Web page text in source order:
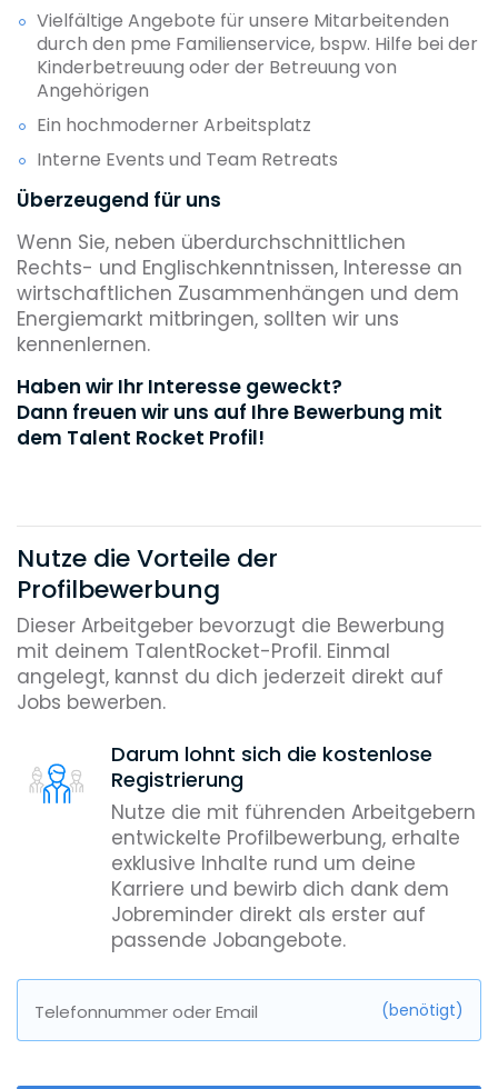
Vielfältige Angebote für unsere Mitarbeitenden
durch den pme Familienservice, bspw. Hilfe bei der
Kinderbetreuung oder der Betreuung von
Angehörigen
Ein hochmoderner Arbeitsplatz
Interne Events und Team Retreats
Überzeugend für uns
Wenn Sie, neben überdurchschnittlichen
Rechts- und Englischkenntnissen, Interesse an
wirtschaftlichen Zusammenhängen und dem
Energiemarkt mitbringen, sollten wir uns
kennenlernen.
Haben wir Ihr Interesse geweckt?
Dann freuen wir uns auf Ihre Bewerbung mit
dem Talent Rocket Profil!
Nutze die Vorteile der
Profilbewerbung
Dieser Arbeitgeber bevorzugt die Bewerbung
mit deinem TalentRocket-Profil. Einmal
angelegt, kannst du dich jederzeit direkt auf
Jobs bewerben.
Darum lohnt sich die kostenlose
Registrierung
Nutze die mit führenden Arbeitgebern
entwickelte Profilbewerbung, erhalte
exklusive Inhalte rund um deine
Karriere und bewirb dich dank dem
Jobreminder direkt als erster auf
passende Jobangebote.
Telefonnummer oder Email (benötigt)